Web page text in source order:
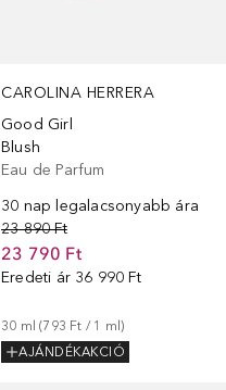
CAROLINA HERRERA
Good Girl
Blush
Eau de Parfum
30 nap legalacsonyabb ára
23 890 Ft
23 790 Ft
Eredeti ár 36 990 Ft
30 ml (793 Ft / 1 ml)
AJÁNDÉKAKCIÓ